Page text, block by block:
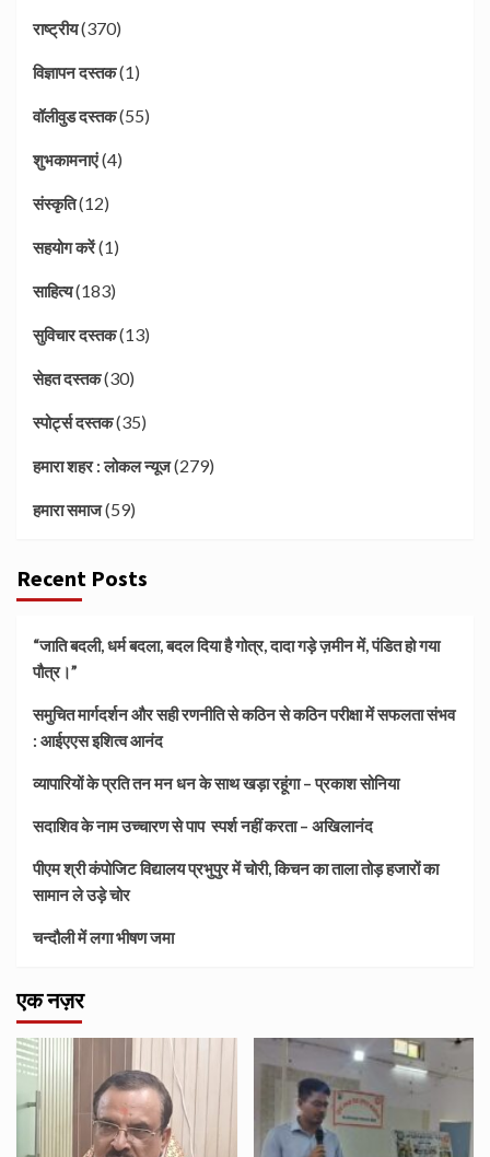
राष्ट्रीय(370)
विज्ञापन दस्तक(1)
वॉलीवुड दस्तक(55)
शुभकामनाएं(4)
संस्कृति(12)
सहयोग करें(1)
साहित्य(183)
सुविचार दस्तक(13)
सेहत दस्तक(30)
स्पोर्ट्स दस्तक(35)
हमारा शहर : लोकल न्यूज(279)
हमारा समाज(59)
Recent Posts
“जाति बदली, धर्म बदला, बदल दिया है गोत्र, दादा गड़े ज़मीन में, पंडित हो गया
पौत्र।”
समुचित मार्गदर्शन और सही रणनीति से कठिन से कठिन परीक्षा में सफलता संभव
: आईएएस इशित्व आनंद
व्यापारियों के प्रति तन मन धन के साथ खड़ा रहूंगा – प्रकाश सोनिया
सदाशिव के नाम उच्चारण से पाप स्पर्श नहीं करता – अखिलानंद
पीएम श्री कंपोजिट विद्यालय प्रभुपुर में चोरी, किचन का ताला तोड़ हजारों का
सामान ले उड़े चोर
चन्दौली में लगा भीषण जमा
एक नज़र